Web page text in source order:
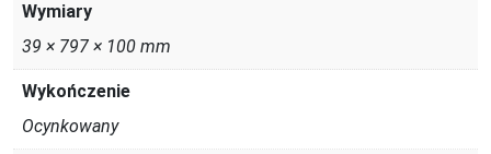
Wymiary
39 × 797 × 100 mm
Wykończenie
Ocynkowany